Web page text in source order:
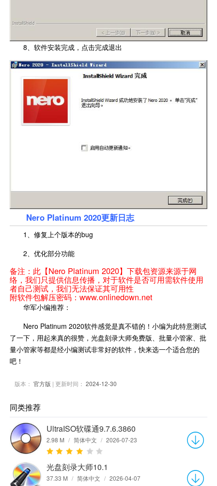
8、软件安装完成，点击完成退出
Nero Platinum 2020更新日志
1、修复上个版本的bug
2、优化部分功能
备注：此【Nero Platinum 2020】下载包资源来源于网
络，我们只提供信息传播，对于软件是否可用需软件使用
者自己测试，我们无法保证其可用性
附软件包解压密码：www.onlinedown.net
华军小编推荐：
Nero Platinum 2020软件感觉是真不错的！小编为此特意测试
了一下，用起来真的很赞，光盘刻录大师免费版、批量小管家、批
量小管家等都是经小编测试非常好的软件，快来选一个适合您的
吧！
版本： 官方版 | 更新时间： 2024-12-30
同类推荐
UltraISO软碟通9.7.6.3860
2.98 M / 简体中文 / 2026-07-23
光盘刻录大师10.1
37.33 M / 简体中文 / 2026-04-07